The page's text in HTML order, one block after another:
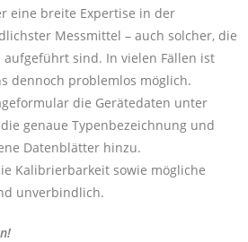
eine breite Expertise in der
Messmittel – auch solcher, die
sind. In vielen Fällen ist
dennoch problemlos möglich.
die Gerätedaten unter
genaue Typenbezeichnung und
Datenblätter hinzu.
Kalibrierbarkeit sowie mögliche
unverbindlich.